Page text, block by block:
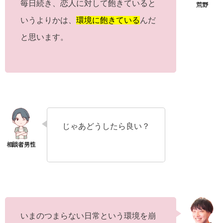
毎日続き、恋人に対して飽きていると
いうよりかは、 環境に飽きている んだ
と思います。
じゃあどうしたら良い？
いまのつまらない日常という環境を崩